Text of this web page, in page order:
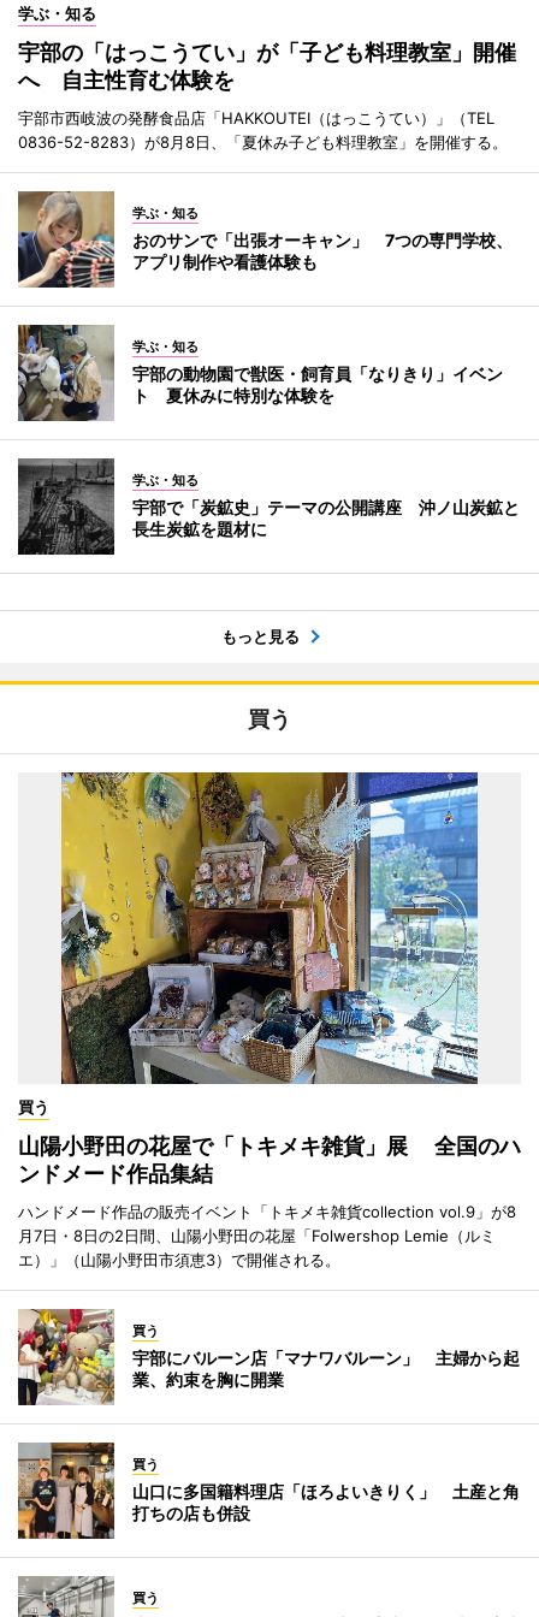
学ぶ・知る
宇部の「はっこうてい」が「子ども料理教室」開催
へ 自主性育む体験を
宇部市西岐波の発酵食品店「HAKKOUTEI（はっこうてい）」（TEL
0836-52-8283）が8月8日、「夏休み子ども料理教室」を開催する。
学ぶ・知る
おのサンで「出張オーキャン」 7つの専門学校、
アプリ制作や看護体験も
学ぶ・知る
宇部の動物園で獣医・飼育員「なりきり」イベン
ト 夏休みに特別な体験を
学ぶ・知る
宇部で「炭鉱史」テーマの公開講座 沖ノ山炭鉱と
長生炭鉱を題材に
もっと見る
買う
買う
山陽小野田の花屋で「トキメキ雑貨」展 全国のハ
ンドメード作品集結
ハンドメード作品の販売イベント「トキメキ雑貨collection vol.9」が8
月7日・8日の2日間、山陽小野田の花屋「Folwershop Lemie（ルミ
エ）」（山陽小野田市須恵3）で開催される。
買う
宇部にバルーン店「マナワバルーン」 主婦から起
業、約束を胸に開業
買う
山口に多国籍料理店「ほろよいきりく」 土産と角
打ちの店も併設
買う